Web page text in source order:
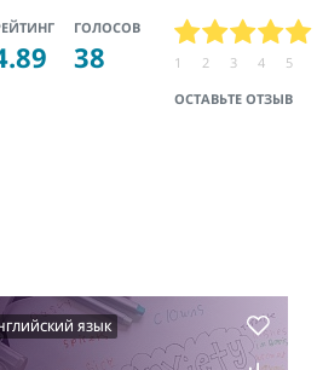
ГОЛОСОВ
38
ОСТАВЬТЕ ОТЗЫВ
1 2 3 4 5
ЯЗЫК